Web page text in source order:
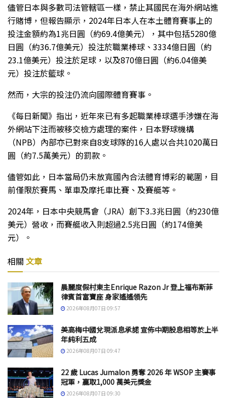
儘管日本與多數司法管轄區一樣，禁止其國民在海外網站進
行賭博，但報告顯示，2024年日本人在本土體育賽事上的
投注金額約為1兆日圓（約69.4億美元），其中包括5280億
日圓（約36.7億美元）投注於職業棒球、3334億日圓（約
23.1億美元）投注於足球，以及870億日圓（約6.04億美
元）投注於籃球。
然而，大宗的投注仍流向國際體育賽事。
《每日新聞》指出，近年來已有多起職業棒球選手涉嫌在海
外網站下注而被移交檢方處理的案件，日本野球機構
（NPB）內部亦已對來自8支球隊的16人處以合共1020萬日
圓（約7.5萬美元）的罰款。
儘管如此，日本當局仍未放寬國內合法體育博彩的範圍，目
前僅限於賽馬、單車及摩托車比賽、及賽艇等。
2024年，日本中央競馬會（JRA）創下3.3兆日圓（約230億
美元）營收，而賽艇收入則超過2.5兆日圓（約174億美
元）。
相關 文章
晨麗度假村東主Enrique Razon Jr 登上福布斯菲
律賓首富寶座 身家遙遙領先
2026年08月07日 09:57
美高梅中國兌現派息承諾 宣佈中期股息相等於上半
年純利五成
2026年08月07日 09:47
22 歲 Lucas Jumalon 勇奪 2026 年 WSOP 主賽事
冠軍，贏取1,000 萬美元獎金
2026年08月07日 09:30